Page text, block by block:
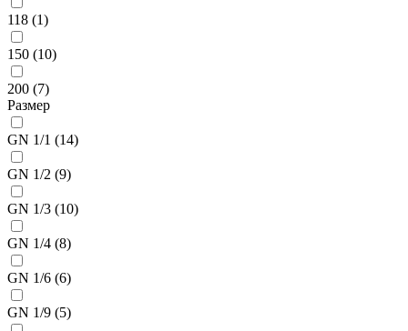
118 (1)
150 (10)
200 (7)
Размер
GN 1/1 (14)
GN 1/2 (9)
GN 1/3 (10)
GN 1/4 (8)
GN 1/6 (6)
GN 1/9 (5)